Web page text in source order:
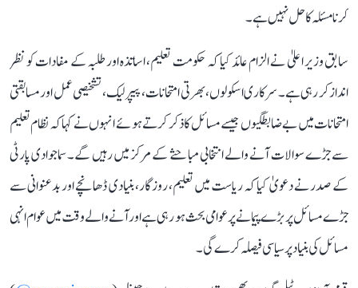
کرنا مسئلہ کا حل نہیں ہے۔
سابق وزیر اعلیٰ نے الزام عائد کیا کہ حکومت تعلیم، اساتذہ اور طلبہ کے مفادات کو نظر
انداز کر رہی ہے۔ سرکاری اسکولوں، بھرتی امتحانات، پیپر لیک، تشخیصی عمل اور مسابقتی
امتحانات میں بے ضابطگیوں جیسے مسائل کا ذکر کرتے ہوئے انہوں نے کہا کہ نظام تعلیم
سے جڑے سوالات آنے والے انتخابی مباحثے کے مرکز میں رہیں گے۔ سماجوادی پارٹی
کے صدر نے دعویٰ کیا کہ ریاست میں تعلیم، روزگار، بنیادی ڈھانچے اور بدعنوانی سے
جڑے مسائل پر بڑے پیمانے پر عوامی بحث ہو رہی ہے اور آنے والے وقت میں عوام انہی
مسائل کی بنیاد پر سیاسی فیصلہ کرے گی۔